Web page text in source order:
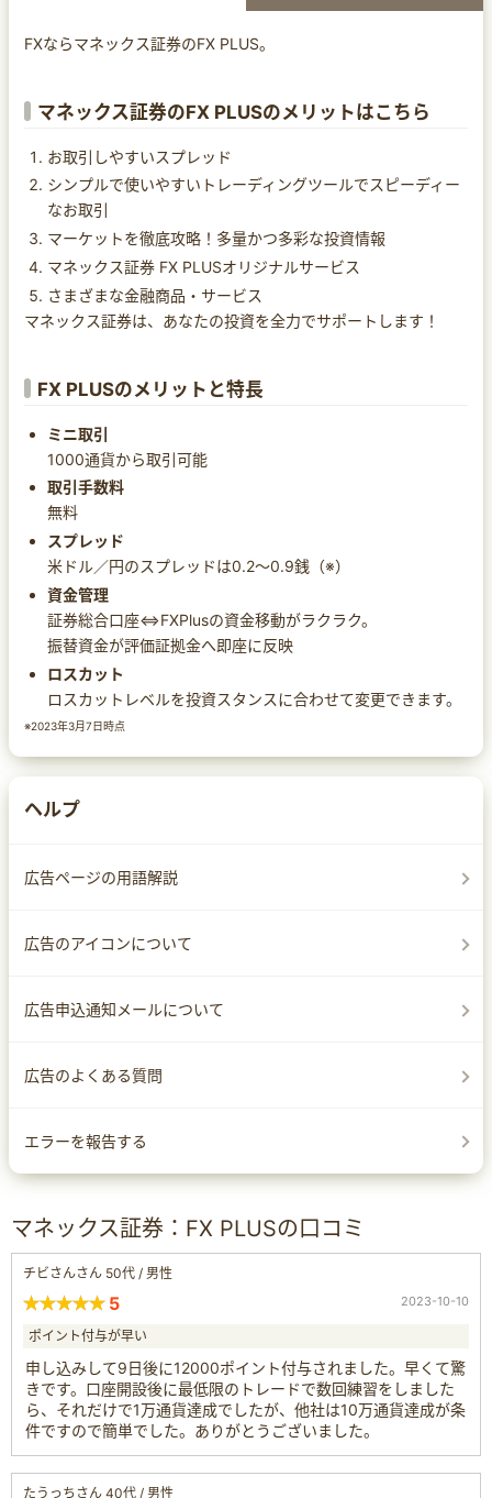
FXならマネックス証券のFX PLUS。
マネックス証券のFX PLUSのメリットはこちら
お取引しやすいスプレッド
シンプルで使いやすいトレーディングツールでスピーディー
なお取引
マーケットを徹底攻略！多量かつ多彩な投資情報
マネックス証券 FX PLUSオリジナルサービス
さまざまな金融商品・サービス
マネックス証券は、あなたの投資を全力でサポートします！
FX PLUSのメリットと特長
ミニ取引
1000通貨から取引可能
取引手数料
無料
スプレッド
米ドル／円のスプレッドは0.2～0.9銭（※）
資金管理
証券総合口座⇔FXPlusの資金移動がラクラク。
振替資金が評価証拠金へ即座に反映
ロスカット
ロスカットレベルを投資スタンスに合わせて変更できます。
※2023年3月7日時点
ヘルプ
広告ページの用語解説
広告のアイコンについて
広告申込通知メールについて
広告のよくある質問
エラーを報告する
マネックス証券：FX PLUSの口コミ
チビさんさん 50代 / 男性
5 2023-10-10
ポイント付与が早い
申し込みして9日後に12000ポイント付与されました。早くて驚
きです。口座開設後に最低限のトレードで数回練習をしました
ら、それだけで1万通貨達成でしたが、他社は10万通貨達成が条
件ですので簡単でした。ありがとうございました。
たうっちさん 40代 / 男性